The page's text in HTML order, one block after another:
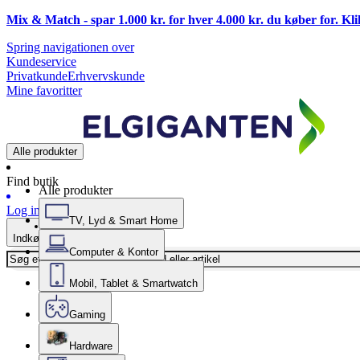
Mix & Match - spar 1.000 kr. for hver 4.000 kr. du køber for.
Spring navigationen over
Kundeservice
PrivatkundeErhvervskunde
Mine favoritter
Alle produkter
Find butik
Log ind
Indkøbskurv
Alle produkter
TV, Lyd & Smart Home
Computer & Kontor
Mobil, Tablet & Smartwatch
Gaming
Hardware